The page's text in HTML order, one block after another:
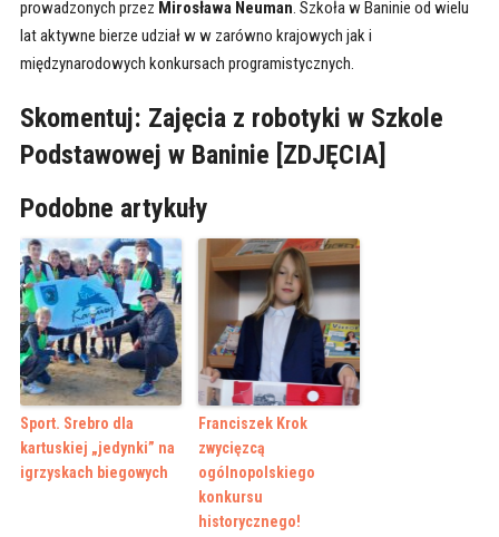
prowadzonych przez Mirosława Neuman. Szkoła w Baninie od wielu
lat aktywne bierze udział w w zarówno krajowych jak i
międzynarodowych konkursach programistycznych.
Skomentuj: Zajęcia z robotyki w Szkole
Podstawowej w Baninie [ZDJĘCIA]
Podobne artykuły
Sport. Srebro dla
kartuskiej „jedynki” na
igrzyskach biegowych
Franciszek Krok
zwycięzcą
ogólnopolskiego
konkursu
historycznego!